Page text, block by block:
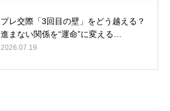
プレ交際「3回目の壁」をどう越える？
進まない関係を“運命”に変える…
2026.07.19